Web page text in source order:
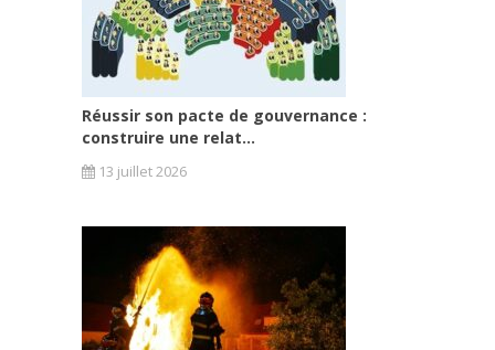
Réussir son pacte de gouvernance :
construire une relat...
13 juillet 2026